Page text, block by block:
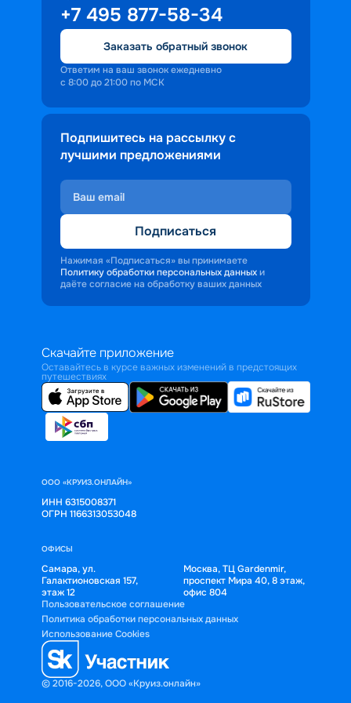
персонала корабля в каждом госте.
Ступая на борт теплохода, пассажиры
попадают в совершенно иную атмосферу,
где властвует тяга к приключениям и
открытиям.
+7 495 877-58-34
Заказать обратный звонок
Ответим на ваш звонок ежедневно
с 8:00 до 21:00 по МСК
Подпишитесь на рассылку с
лучшими предложениями
Подписаться
Нажимая «Подписаться» вы принимаете
Политику обработки персональных данных и
даёте согласие на обработку ваших данных
Скачайте приложение
Оставайтесь в курсе важных изменений в предстоящих
путешествиях
ООО «КРУИЗ.ОНЛАЙН»
ИНН 6315008371
ОГРН 1166313053048
ОФИСЫ
Самара, ул.
Галактионовская 157,
этаж 12
Москва, ТЦ Gardenmir,
проспект Мира 40, 8 этаж,
офис 804
© 2016-2026, ООО «Круиз.онлайн»
Пользовательское соглашение
Политика обработки персональных данных
Использование Cookies